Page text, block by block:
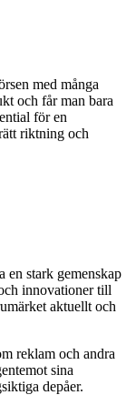
med många
och får man bara
för en
riktning och
en stark gemenskap
innovationer till
aktuellt och
reklam och andra
sina
depåer.